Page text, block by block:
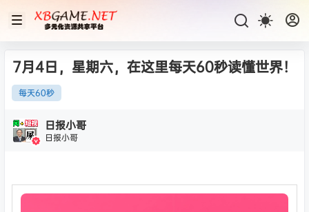
7月4日，星期六，在这里每天60秒读懂世界！
每天60秒
日报小哥
日报小哥